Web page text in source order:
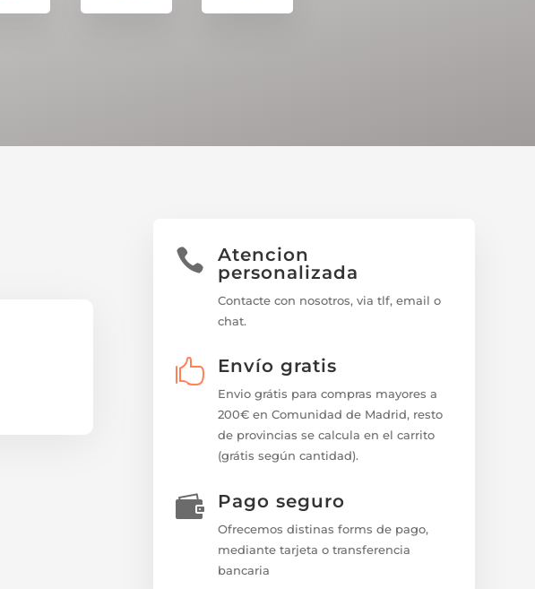

Atencion
personalizada
Contacte con nosotros, via tlf, email o
chat.
 Envío gratis
Envio grátis para compras mayores a
200€ en Comunidad de Madrid, resto
de provincias se calcula en el carrito
(grátis según cantidad).
 Pago seguro
Ofrecemos distinas forms de pago,
mediante tarjeta o transferencia
bancaria